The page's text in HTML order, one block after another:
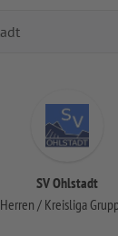
SV Ohlstadt
Herren / Kreisliga